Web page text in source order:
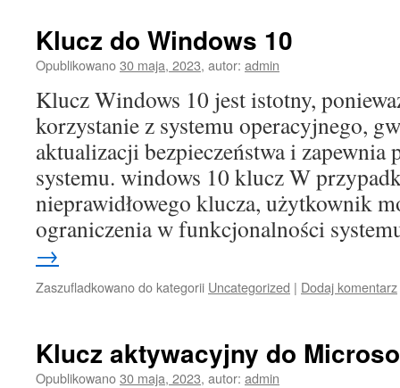
Klucz do Windows 10
Opublikowano30 maja, 2023, autor: admin
Klucz Windows 10 jest istotny,
korzystanie z systemu operacyjnego,
aktualizacji bezpieczeństwa i zapewnia
systemu. windows 10 klucz W
nieprawidłowego klucza, użytkownik
ograniczenia w funkcjonalności
→
Zaszufladkowano do kategorii Uncategorized | Dodaj komentarz
Klucz aktywacyjny do
Opublikowano30 maja, 2023, autor: admin